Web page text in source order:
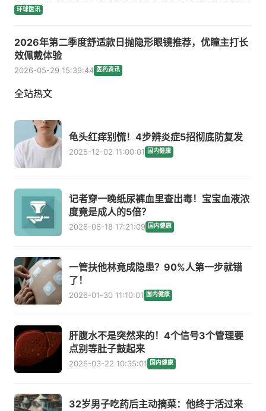
环球医讯
2026年第二季度舒适款日抛隐形眼镜推荐，优瞳主打长
效佩戴体验
2026-05-29 15:39:44 医药资讯
全站热文
龟头红痒别慌！4步辨炎症5招彻底防复发
2025-12-02 11:00:01 国内健康
记者穿一晚纸尿裤血里查出毒！宝宝血液浓
度竟是成人的5倍？
2026-06-18 17:21:09 国内健康
一管扶他林竟成隐患？90%人第一步就错
了！
2026-01-30 11:10:01 国内健康
肝腹水不是突然来的！4个信号3个管理要
点别等肚子鼓起来
2026-03-22 10:35:01 国内健康
32岁男子吃药后主动摘菜：他终于活过来